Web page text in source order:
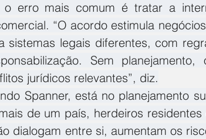
erro mais comum é tratar a
“O acordo estimula
sistemas legais diferentes, com
Sem planejamento,
jurídicos relevantes”, diz.
Spanner, está no planejamento
de um país, herdeiros residentes
dialogam entre si, aumentam os